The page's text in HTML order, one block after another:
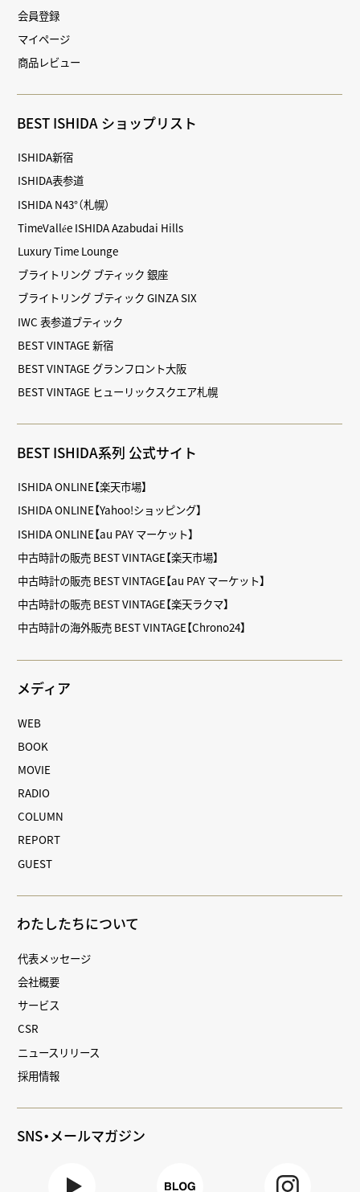
会員登録
マイページ
商品レビュー
BEST ISHIDA ショップリスト
ISHIDA新宿
ISHIDA表参道
ISHIDA N43°（札幌）
TimeVallée ISHIDA Azabudai Hills
Luxury Time Lounge
ブライトリング ブティック 銀座
ブライトリング ブティック GINZA SIX
IWC 表参道ブティック
BEST VINTAGE 新宿
BEST VINTAGE グランフロント大阪
BEST VINTAGE ヒューリックスクエア札幌
BEST ISHIDA系列 公式サイト
ISHIDA ONLINE【楽天市場】
ISHIDA ONLINE【Yahoo!ショッピング】
ISHIDA ONLINE【au PAY マーケット】
中古時計の販売 BEST VINTAGE【楽天市場】
中古時計の販売 BEST VINTAGE【au PAY マーケット】
中古時計の販売 BEST VINTAGE【楽天ラクマ】
中古時計の海外販売 BEST VINTAGE【Chrono24】
メディア
WEB
BOOK
MOVIE
RADIO
COLUMN
REPORT
GUEST
わたしたちについて
代表メッセージ
会社概要
サービス
CSR
ニュースリリース
採用情報
SNS・メールマガジン